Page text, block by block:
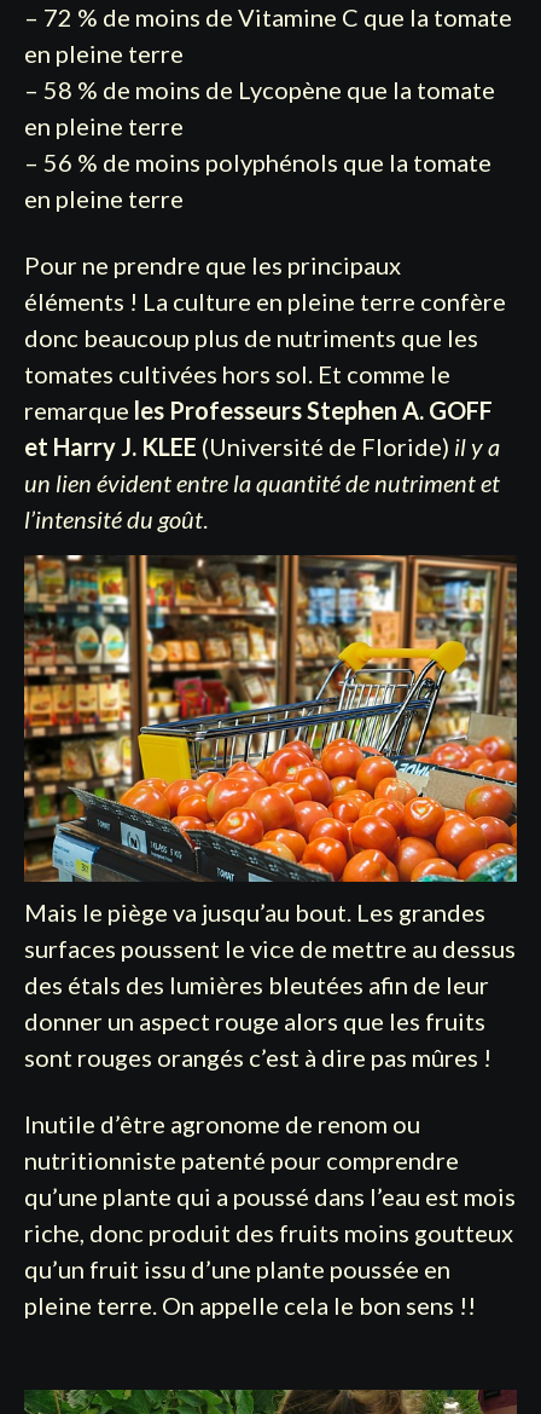
– 72 % de moins de Vitamine C que la tomate
en pleine terre
– 58 % de moins de Lycopène que la tomate
en pleine terre
– 56 % de moins polyphénols que la tomate
en pleine terre
Pour ne prendre que les principaux
éléments ! La culture en pleine terre confère
donc beaucoup plus de nutriments que les
tomates cultivées hors sol. Et comme le
remarque les Professeurs Stephen A. GOFF
et Harry J. KLEE (Université de Floride) il y a
un lien évident entre la quantité de nutriment et
l’intensité du goût.
Mais le piège va jusqu’au bout. Les grandes
surfaces poussent le vice de mettre au dessus
des étals des lumières bleutées afin de leur
donner un aspect rouge alors que les fruits
sont rouges orangés c’est à dire pas mûres !
Inutile d’être agronome de renom ou
nutritionniste patenté pour comprendre
qu’une plante qui a poussé dans l’eau est mois
riche, donc produit des fruits moins goutteux
qu’un fruit issu d’une plante poussée en
pleine terre. On appelle cela le bon sens !!